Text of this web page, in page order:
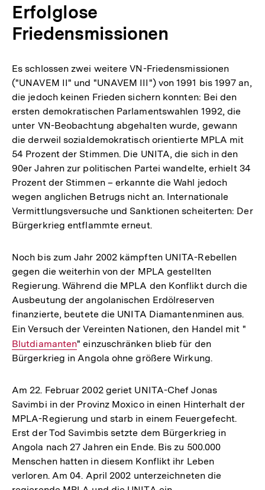
Erfolglose
Friedensmissionen
Es schlossen zwei weitere VN-Friedensmissionen
("UNAVEM II" und "UNAVEM III") von 1991 bis 1997 an,
die jedoch keinen Frieden sichern konnten: Bei den
ersten demokratischen Parlamentswahlen 1992, die
unter VN-Beobachtung abgehalten wurde, gewann
die derweil sozialdemokratisch orientierte MPLA mit
54 Prozent der Stimmen. Die UNITA, die sich in den
90er Jahren zur politischen Partei wandelte, erhielt 34
Prozent der Stimmen – erkannte die Wahl jedoch
wegen anglichen Betrugs nicht an. Internationale
Vermittlungsversuche und Sanktionen scheiterten: Der
Bürgerkrieg entflammte erneut.
Noch bis zum Jahr 2002 kämpften UNITA-Rebellen
gegen die weiterhin von der MPLA gestellten
Regierung. Während die MPLA den Konflikt durch die
Ausbeutung der angolanischen Erdölreserven
finanzierte, beutete die UNITA Diamantenminen aus.
Ein Versuch der Vereinten Nationen, den Handel mit "
Blutdiamanten" einzuschränken blieb für den
Bürgerkrieg in Angola ohne größere Wirkung.
Am 22. Februar 2002 geriet UNITA-Chef Jonas
Savimbi in der Provinz Moxico in einen Hinterhalt der
MPLA-Regierung und starb in einem Feuergefecht.
Erst der Tod Savimbis setzte dem Bürgerkrieg in
Angola nach 27 Jahren ein Ende. Bis zu 500.000
Menschen hatten in diesem Konflikt ihr Leben
verloren. Am 04. April 2002 unterzeichneten die